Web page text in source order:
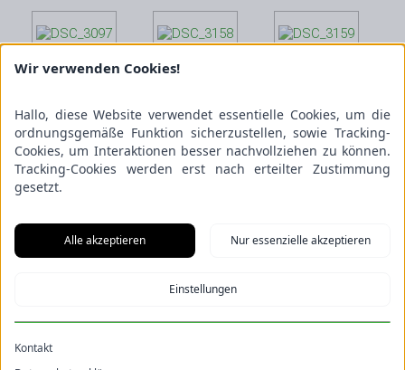
Wir verwenden Cookies!
Hallo, diese Website verwendet essentielle Cookies, um die
ordnungsgemäße Funktion sicherzustellen, sowie Tracking-
Cookies, um Interaktionen besser nachvollziehen zu können.
Tracking-Cookies werden erst nach erteilter Zustimmung
gesetzt.
Alle akzeptieren Nur essenzielle akzeptieren
Einstellungen
Kontakt